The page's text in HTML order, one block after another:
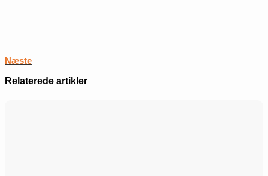
Næste
Relaterede artikler